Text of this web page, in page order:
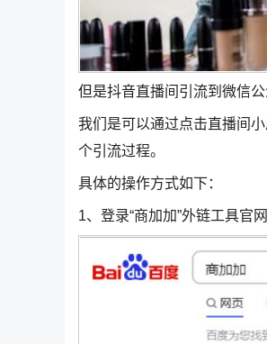
但是抖音直播间引流到微信
我们是可以通过点击直播间
个引流过程。
具体的操作方式如下：
1、登录“商加加”外链工具官